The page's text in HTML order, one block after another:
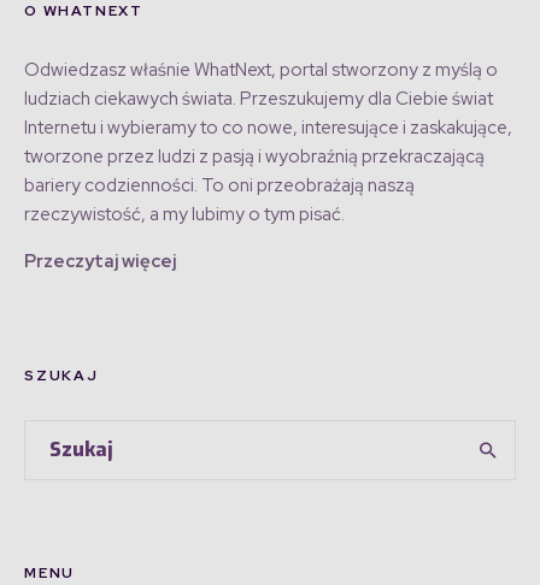
O WHATNEXT
Odwiedzasz właśnie WhatNext, portal stworzony z myślą o
ludziach ciekawych świata. Przeszukujemy dla Ciebie świat
Internetu i wybieramy to co nowe, interesujące i zaskakujące,
tworzone przez ludzi z pasją i wyobraźnią przekraczającą
bariery codzienności. To oni przeobrażają naszą
rzeczywistość, a my lubimy o tym pisać.
Przeczytaj więcej
SZUKAJ
MENU